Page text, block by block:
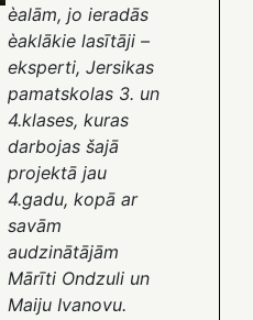
èalām, jo ieradās
èaklākie lasītāji –
eksperti, Jersikas
pamatskolas 3. un
4.klases, kuras
darbojas šajā
projektā jau
4.gadu, kopā ar
savām
audzinātājām
Mārīti Ondzuli un
Maiju Ivanovu.